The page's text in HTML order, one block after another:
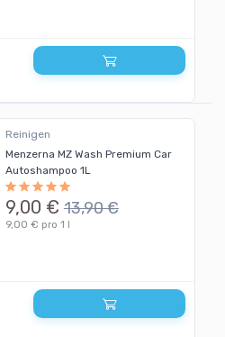
Reinigen
Menzerna MZ Wash Premium Car
Autoshampoo 1L
9,00 € 13,90 €
9,00 € pro 1 l